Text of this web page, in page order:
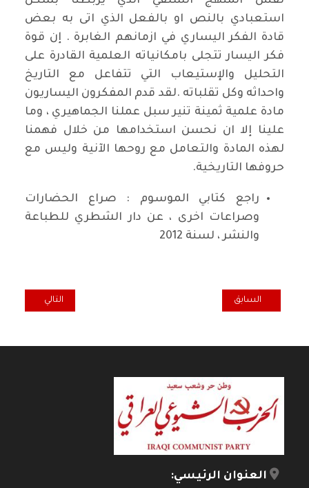
استعبادي بالنص او بالفعل الذي اتى به بعض
قادة الفكر اليساري في ازمانهم الغابرة . إن قوة
فكر اليسار تتجلى بامكانياته العلمية القادرة على
التحليل والإستيعاب التي تتفاعل مع التاريخ
واحداثه وكل تقلباته .لقد قدم المفكرون اليساريون
مادة علمية ثمينة تنير سبل عملنا الجماهيري ، وما
علينا إلا ان نحسن استخدامها من خلال فهمنا
لهذه المادة والتعامل مع روحها الآنية وليس مع
حروفها التاريخية.
راجع كتابي الموسوم : صراع الحضارات
وصراعات اخرى ، عن دار الشطري للطباعة
والنشر ، لسنة 2012
المقال السابق: المنهاج الوزاري الجديد ( 2018 -2022 )
السابق المقال التالي:
التالي
العنوان الرئيسي: